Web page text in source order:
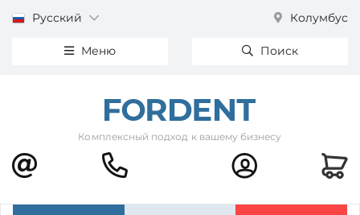
Русский Колумбус
Меню Поиск
Комплексный подход к вашему бизнесу